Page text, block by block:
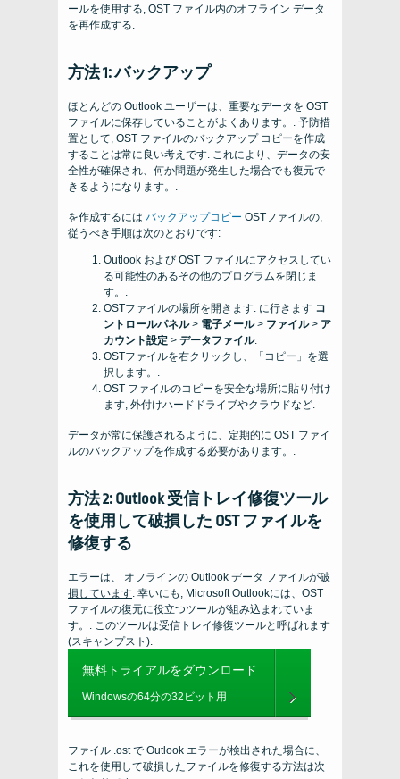
ールを使用する, OST ファイル内のオフライン データ
を再作成する.
方法 1: バックアップ
ほとんどの Outlook ユーザーは、重要なデータを OST
ファイルに保存していることがよくあります。. 予防措
置として, OST ファイルのバックアップ コピーを作成
することは常に良い考えです. これにより、データの安
全性が確保され、何か問題が発生した場合でも復元で
きるようになります。.
を作成するには バックアップコピー OSTファイルの,
従うべき手順は次のとおりです:
Outlook および OST ファイルにアクセスしてい
る可能性のあるその他のプログラムを閉じま
す。.
OSTファイルの場所を開きます: に行きます コ
ントロールパネル> 電子メール> ファイル> ア
カウント設定 > データファイル.
OSTファイルを右クリックし、「コピー」を選
択します。.
OST ファイルのコピーを安全な場所に貼り付け
ます, 外付けハードドライブやクラウドなど.
データが常に保護されるように、定期的に OST ファイ
ルのバックアップを作成する必要があります。.
方法 2: Outlook 受信トレイ修復ツール
を使用して破損した OST ファイルを
修復する
エラーは、 オフラインの Outlook データ ファイルが破
損しています. 幸いにも, Microsoft Outlookには、OST
ファイルの復元に役立つツールが組み込まれていま
す。. このツールは受信トレイ修復ツールと呼ばれます
(スキャンプスト).
無料トライアルをダウンロード
Windowsの64分の32ビット用
ファイル .ost で Outlook エラーが検出された場合に、
これを使用して破損したファイルを修復する方法は次